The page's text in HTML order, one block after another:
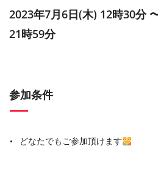
2023年7月6日(木) 12時30分
21時59分
参加条件
どなたでもご参加頂けます